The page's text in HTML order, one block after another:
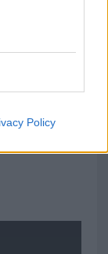
Policy